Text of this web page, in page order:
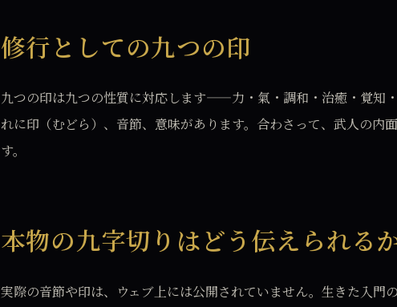
修行としての九つの印
九つの印は九つの性質に対応します——力・氣・調和・治癒・覚知
れに印（むどら）、音節、意味があります。合わさって、武人の内
す。
本物の九字切りはどう伝えられる
実際の音節や印は、ウェブ上には公開されていません。生きた入門